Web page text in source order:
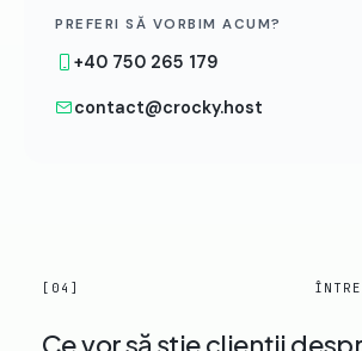
PREFERI SĂ VORBIM ACUM?
+40 750 265 179
contact@crocky.host
[04]
Ce vor să știe clienții